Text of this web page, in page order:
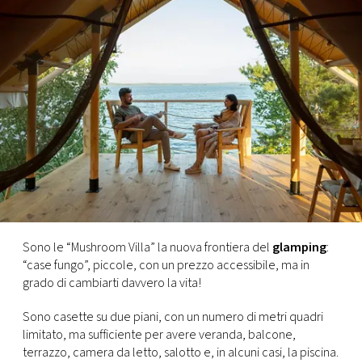
CONCORSI
EVENTI
VIDEO
TV
PRINCIPATO
DI
MONACO
RMC
CONSIGLIA
Sono le “Mushroom Villa” la nuova frontiera del glamping:
“case fungo”, piccole, con un prezzo accessibile, ma in
grado di cambiarti davvero la vita!
Sono casette su due piani, con un numero di metri quadri
limitato, ma sufficiente per avere veranda, balcone,
terrazzo, camera da letto, salotto e, in alcuni casi, la piscina.